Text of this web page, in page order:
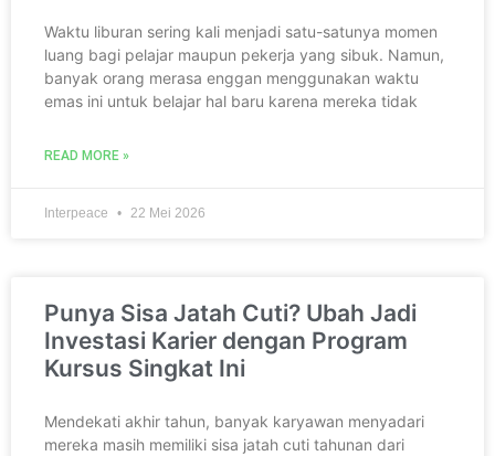
Waktu liburan sering kali menjadi satu-satunya momen
luang bagi pelajar maupun pekerja yang sibuk. Namun,
banyak orang merasa enggan menggunakan waktu
emas ini untuk belajar hal baru karena mereka tidak
READ MORE »
Interpeace 22 Mei 2026
Punya Sisa Jatah Cuti? Ubah Jadi
Investasi Karier dengan Program
Kursus Singkat Ini
Mendekati akhir tahun, banyak karyawan menyadari
mereka masih memiliki sisa jatah cuti tahunan dari